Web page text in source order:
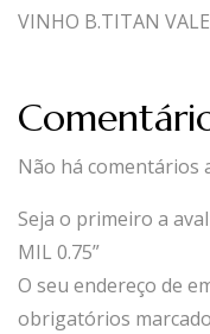
VINHO B.TITAN
Não há comentários
Seja o primeiro a
MIL 0.75”
O seu endereço de
obrigatórios